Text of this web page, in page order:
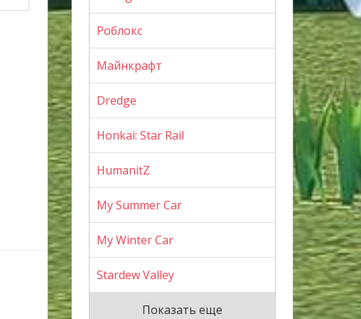
Роблокс
Майнкрафт
Dredge
Honkai: Star Rail
HumanitZ
My Summer Car
My Winter Car
Stardew Valley
Показать еще